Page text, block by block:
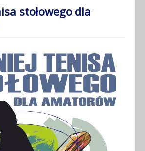
stołowego dla